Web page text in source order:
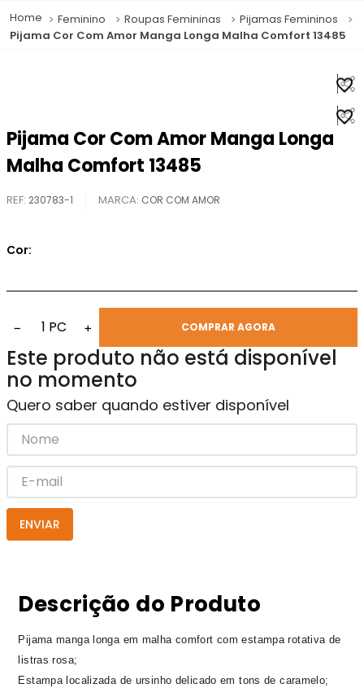
Feminino Roupas Femininas
Pijamas Femininos
Pijama Cor Com Amor Manga Longa Malha Comfort 13485
Pijama Cor Com Amor Manga Longa
Malha Comfort 13485
REF: 230783-1 COR COM AMOR
Cor:
− 1 PC + COMPRAR AGORA
Este produto não está disponível
no momento
Quero saber quando estiver disponível
ENVIAR
Descrição do Produto
Pijama manga longa em malha comfort com estampa rotativa de
listras rosa;
Estampa localizada de ursinho delicado em tons de caramelo;